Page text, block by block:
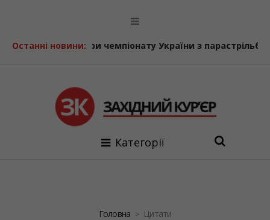
Останні новини:України з парастрільби з лука У
Категорії
Головна Цитати